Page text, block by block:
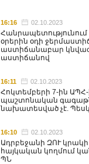
16:16 02.10.2023
օրերին օդի
աստիճանաբար
աստիճանով
16:11 02.10.2023
Հոկտեմբերի 7-ին ԱՊՀ-
պաշտոնական
նախատեսված չէ.
16:10 02.10.2023
Ադրբեջանի ԶՈՒ
հայկական կողմում
ՊՆ